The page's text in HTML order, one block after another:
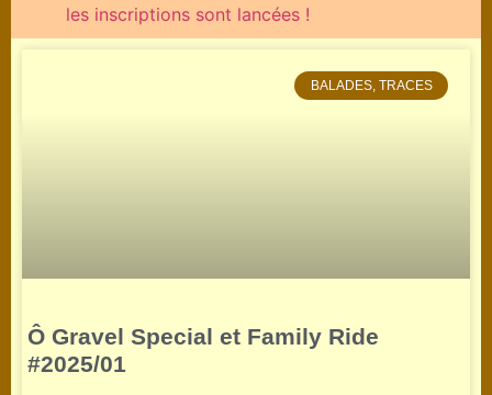
les inscriptions sont lancées !
BALADES, TRACES
Ô Gravel Special et Family Ride
#2025/01